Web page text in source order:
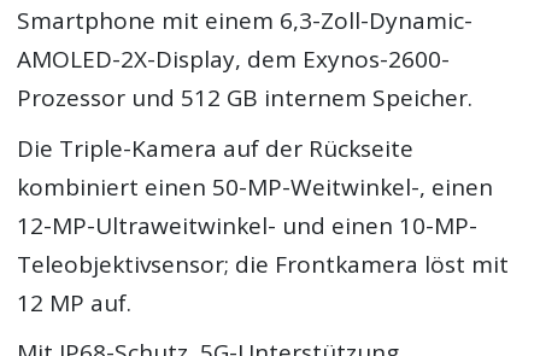
Smartphone mit einem 6,3-Zoll-Dynamic-
AMOLED-2X-Display, dem Exynos-2600-
Prozessor und 512 GB internem Speicher.
Die Triple-Kamera auf der Rückseite
kombiniert einen 50-MP-Weitwinkel-, einen
12-MP-Ultraweitwinkel- und einen 10-MP-
Teleobjektivsensor; die Frontkamera löst mit
12 MP auf.